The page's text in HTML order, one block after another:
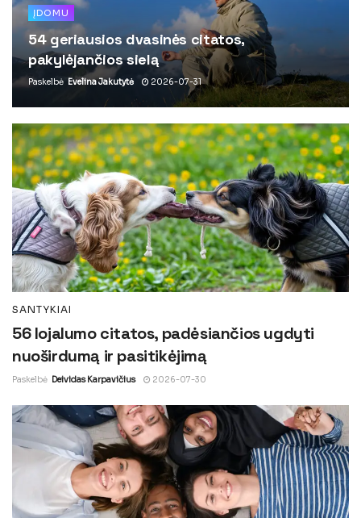
ĮDOMU
54 geriausios dvasinės citatos,
pakylėjančios sielą
Paskelbė Evelina Jakutytė 2026-07-31
SANTYKIAI
56 lojalumo citatos, padėsiančios ugdyti
nuoširdumą ir pasitikėjimą
Paskelbė Deividas Karpavičius 2026-07-30